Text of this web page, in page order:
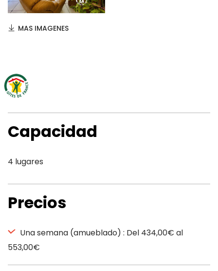
MAS IMAGENES
Capacidad
4 lugares
Precios
Una semana (amueblado) : Del 434,00€ al
553,00€